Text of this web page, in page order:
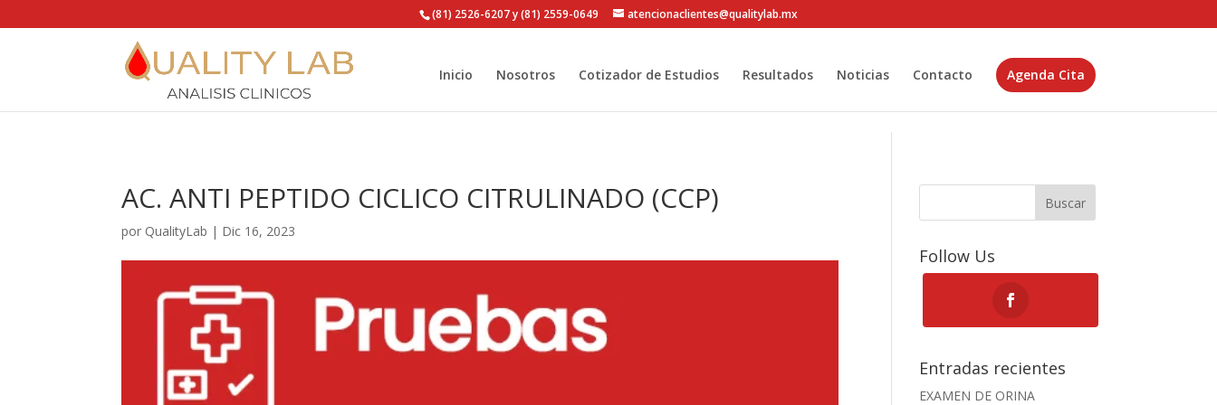
(81) 2526-6207 y (81) 2559-0649 atencionaclientes@qualitylab.mx
Inicio Nosotros Cotizador de Estudios Resultados Noticias Contacto Agenda Cita
AC. ANTI PEPTIDO CICLICO CITRULINADO (CCP)
por QualityLab | Dic 16, 2023
Buscar
Follow Us
Entradas recientes
EXAMEN DE ORINA